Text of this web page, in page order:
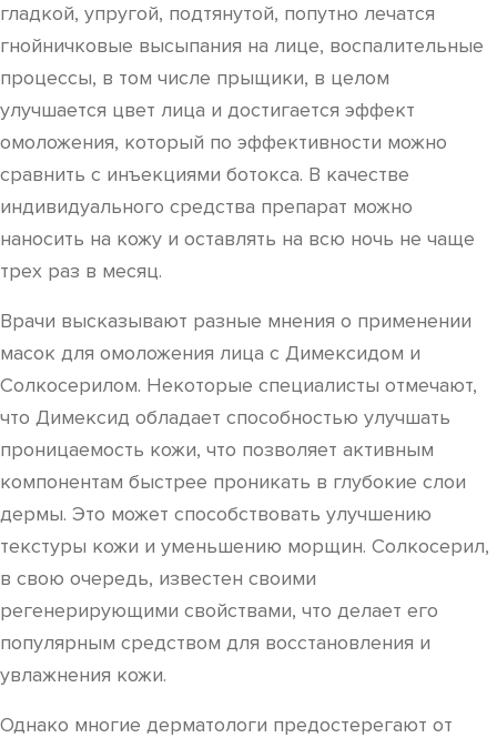
гладкой, упругой, подтянутой, попутно лечатся
гнойничковые высыпания на лице, воспалительные
процессы, в том числе прыщики, в целом
улучшается цвет лица и достигается эффект
омоложения, который по эффективности можно
сравнить с инъекциями ботокса. В качестве
индивидуального средства препарат можно
наносить на кожу и оставлять на всю ночь не чаще
трех раз в месяц.
Врачи высказывают разные мнения о применении
масок для омоложения лица с Димексидом и
Солкосерилом. Некоторые специалисты отмечают,
что Димексид обладает способностью улучшать
проницаемость кожи, что позволяет активным
компонентам быстрее проникать в глубокие слои
дермы. Это может способствовать улучшению
текстуры кожи и уменьшению морщин. Солкосерил,
в свою очередь, известен своими
регенерирующими свойствами, что делает его
популярным средством для восстановления и
увлажнения кожи.
Однако многие дерматологи предостерегают от